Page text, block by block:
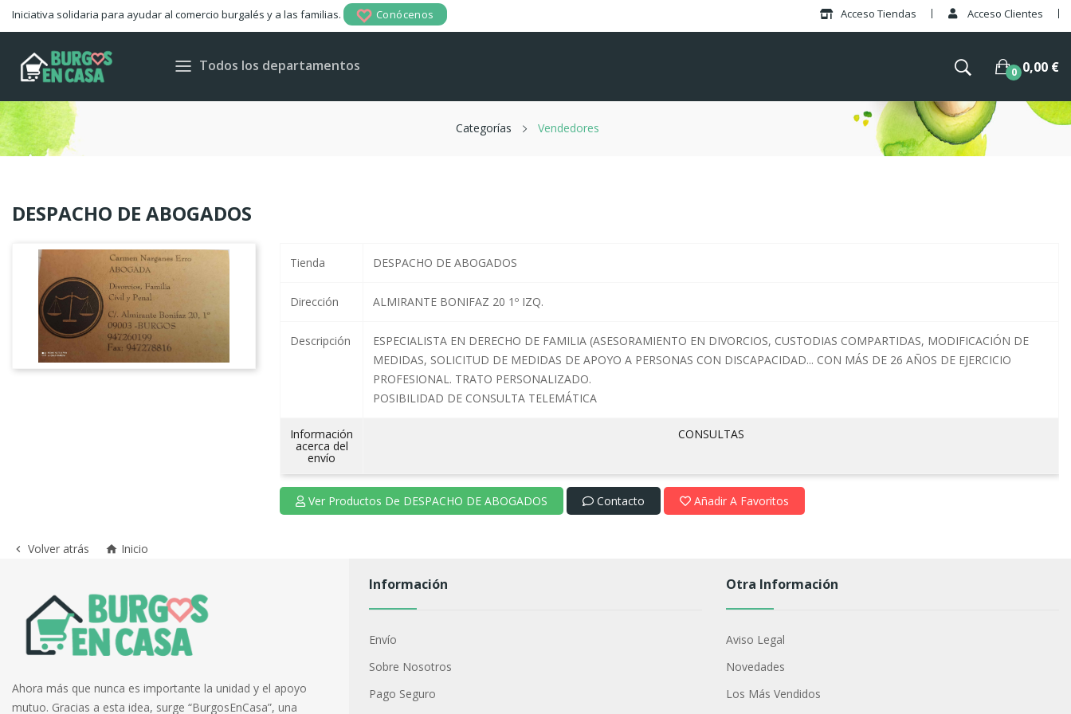
Acceso Clientes
Acceso Tiendas
Iniciativa solidaria para ayudar al comercio burgalés y a las familias. Conócenos
Todos los departamentos 0 0,00 €
Categorías Vendedores
DESPACHO DE ABOGADOS
Tienda DESPACHO DE ABOGADOS
Dirección ALMIRANTE BONIFAZ 20 1º IZQ.
Descripción
ESPECIALISTA EN DERECHO DE FAMILIA (ASESORAMIENTO EN DIVORCIOS, CUSTODIAS COMPARTIDAS, MODIFICACIÓN DE
MEDIDAS, SOLICITUD DE MEDIDAS DE APOYO A PERSONAS CON DISCAPACIDAD... CON MÁS DE 26 AÑOS DE EJERCICIO
PROFESIONAL. TRATO PERSONALIZADO.
POSIBILIDAD DE CONSULTA TELEMÁTICA
Información
acerca del
envío
CONSULTAS
Ver Productos De DESPACHO DE ABOGADOS Contacto Añadir A Favoritos
 Volver atrás  Inicio
Ahora más que nunca es importante la unidad y el apoyo
mutuo. Gracias a esta idea, surge “BurgosEnCasa”, una
Información
Envío
Sobre Nosotros
Pago Seguro
Otra Información
Aviso Legal
Novedades
Los Más Vendidos
×